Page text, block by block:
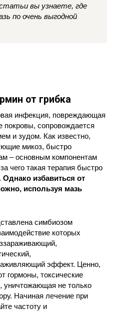
вы узнаете, где
по очень выгодной
от грибка
инфекция, повреждающая
покровы, сопровождается
и зудом. Как известно,
микоз, быстро
– основным компонентам
чего такая терапия быстро
Однако избавиться от
используя мазь
симбиозом
которых
эффект. Ценно,
гормоны, токсические
уничтожающая не только
Начиная лечение при
частоту и